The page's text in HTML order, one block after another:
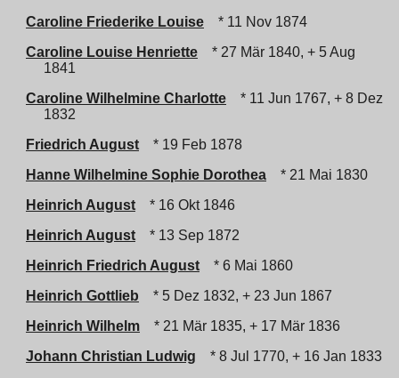
Caroline Friederike Louise
* 11 Nov 1874
Caroline Louise Henriette
* 27 Mär 1840, + 5 Aug
1841
Caroline Wilhelmine Charlotte
* 11 Jun 1767, + 8 Dez
1832
Friedrich August
* 19 Feb 1878
Hanne Wilhelmine Sophie Dorothea
* 21 Mai 1830
Heinrich August
* 16 Okt 1846
Heinrich August
* 13 Sep 1872
Heinrich Friedrich August
* 6 Mai 1860
Heinrich Gottlieb
* 5 Dez 1832, + 23 Jun 1867
Heinrich Wilhelm
* 21 Mär 1835, + 17 Mär 1836
Johann Christian Ludwig
* 8 Jul 1770, + 16 Jan 1833